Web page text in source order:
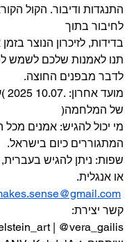
התנגדות ודיבור. הקול
לחיבור בתוך
בדידות, לזיכרון הנוצר
תנו לאמנות שלכם לשמש
לדבר מבפנים החוצה.
של המלחמה(
מי יכול להגיש: אמנים מכל
המתגוררים כיום בישראל.
שפות: ניתן להגיש
או אנגלית.
:קשר יצירת
| @vera_gailis